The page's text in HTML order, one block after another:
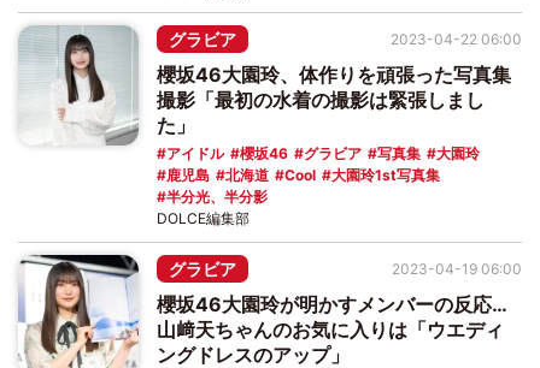
グラビア
櫻坂46大園玲、体作りを頑張った写真集
撮影「最初の水着の撮影は緊張しまし
た」
アイドル 櫻坂46 グラビア 写真集
大園玲
鹿児島
北海道 Cool
大園玲1st写真集
半分光、半分影
2023-04-22 06:00
DOLCE編集部
グラビア
櫻坂46大園玲が明かすメンバーの反応…
山﨑天ちゃんのお気に入りは「ウエディ
ングドレスのアップ」
2023-04-19 06:00